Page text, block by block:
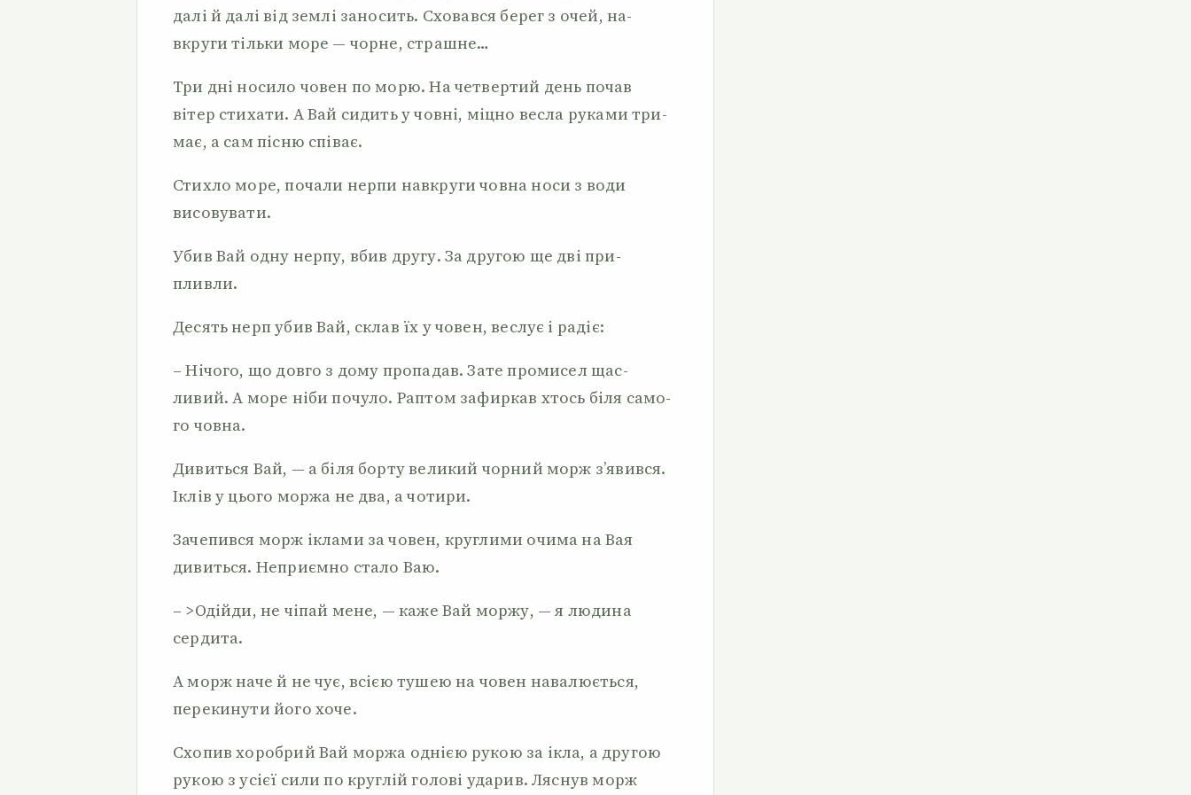
далі й далі від землі заносить. Сховався берег з очей, на­
вкруги тільки море — чорне, страшне…
Три дні носило човен по морю. На четвертий день почав
вітер стихати. А Вай сидить у човні, міцно весла руками три­
має, а сам пісню співає.
Стихло море, почали нерпи навкруги човна носи з води
висовувати.
Убив Вай одну нерпу, вбив другу. За другою ще дві при­
пливли.
Десять нерп убив Вай, склав їх у човен, веслує і радіє:
– Нічого, що довго з дому пропадав. Зате промисел щас­
ливий. А море ніби почуло. Раптом зафиркав хтось біля само­
го човна.
Дивиться Вай, — а біля борту великий чорний морж з’я­вився.
Іклів у цього моржа не два, а чотири.
Зачепився морж іклами за човен, круглими очима на Вая
дивиться. Неприємно стало Ваю.
– >Одійди, не чіпай мене, — каже Вай моржу, — я люди­на
сердита.
А морж наче й не чує, всією тушею на човен навалюється,
перекинути його хоче.
Схопив хоробрий Вай моржа однією рукою за ікла, а дру­гою
рукою з усієї сили по круглій голові ударив. Ляснув морж